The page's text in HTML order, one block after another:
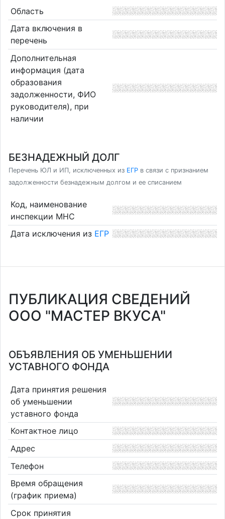
Область
Дата включения в
перечень
Дополнительная
информация (дата
образования
задолженности, ФИО
руководителя), при
наличии
БЕЗНАДЕЖНЫЙ ДОЛГ
Перечень ЮЛ и ИП, исключенных из ЕГР в связи с признанием
задолженности безнадежным долгом и ее списанием
Код, наименование
инспекции МНС
Дата исключения из ЕГР
ПУБЛИКАЦИЯ СВЕДЕНИЙ
ООО "МАСТЕР ВКУСА"
ОБЪЯВЛЕНИЯ ОБ УМЕНЬШЕНИИ
УСТАВНОГО ФОНДА
Дата принятия решения
об уменьшении
уставного фонда
Контактное лицо
Адрес
Телефон
Время обращения
(график приема)
Срок принятия